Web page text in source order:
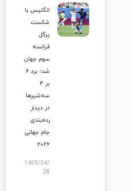
انگلیس با
شکست
پرگل
فرانسه
سوم جهان
شد؛ برد ۶
بر ۴
سه‌شیرها
در دیدار
رده‌بندی
جام جهانی
۲۰۲۶
1405/04/
28